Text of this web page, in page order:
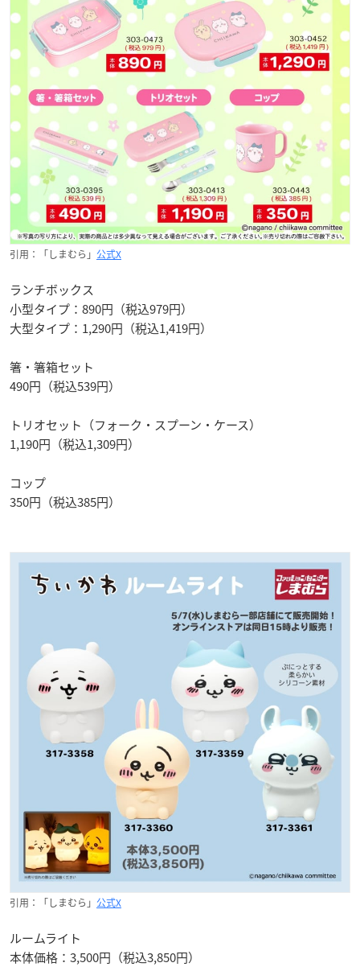
引用：「しまむら」 公式X
ランチボックス
小型タイプ：890円（税込979円）
大型タイプ：1,290円（税込1,419円）
箸・箸箱セット
490円（税込539円）
トリオセット（フォーク・スプーン・ケース）
1,190円（税込1,309円）
コップ
350円（税込385円）
引用：「しまむら」 公式X
ルームライト
本体価格：3,500円（税込3,850円）